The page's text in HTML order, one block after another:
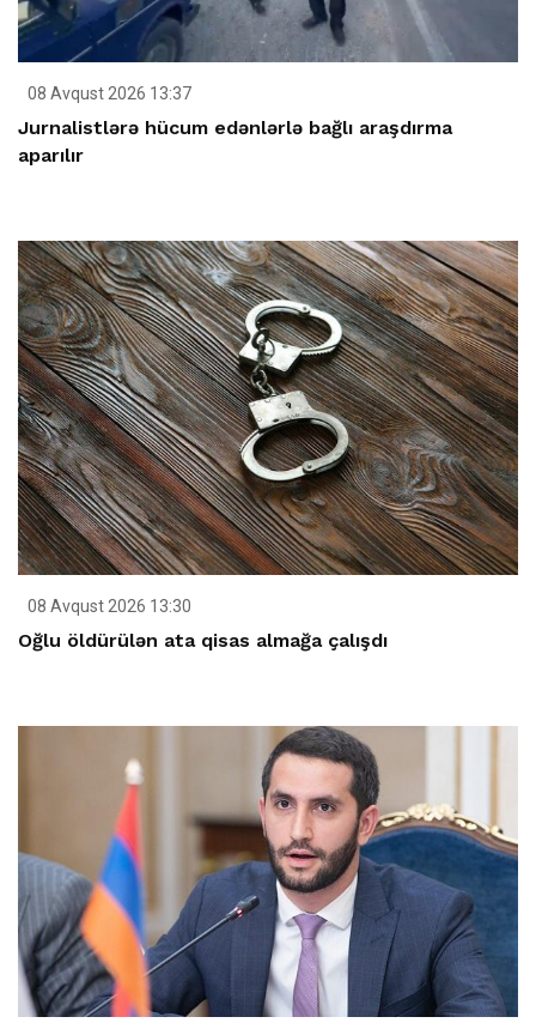
08 Avqust 2026 13:37
Jurnalistlərə hücum edənlərlə bağlı araşdırma
aparılır
08 Avqust 2026 13:30
Oğlu öldürülən ata qisas almağa çalışdı